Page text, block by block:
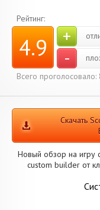
Рейтинг:
4.9 +
-
Всего
Скачать
Новый обзор на игру
custom builder от